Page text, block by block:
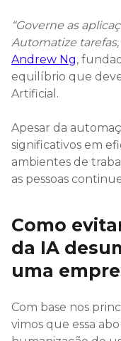
“Governe as
Automatize
Andrew Ng,
equilíbrio que
Artificial.
Apesar da
significativos em
ambientes de
as pessoas
Como
da IA
uma
Com base nos
vimos que essa